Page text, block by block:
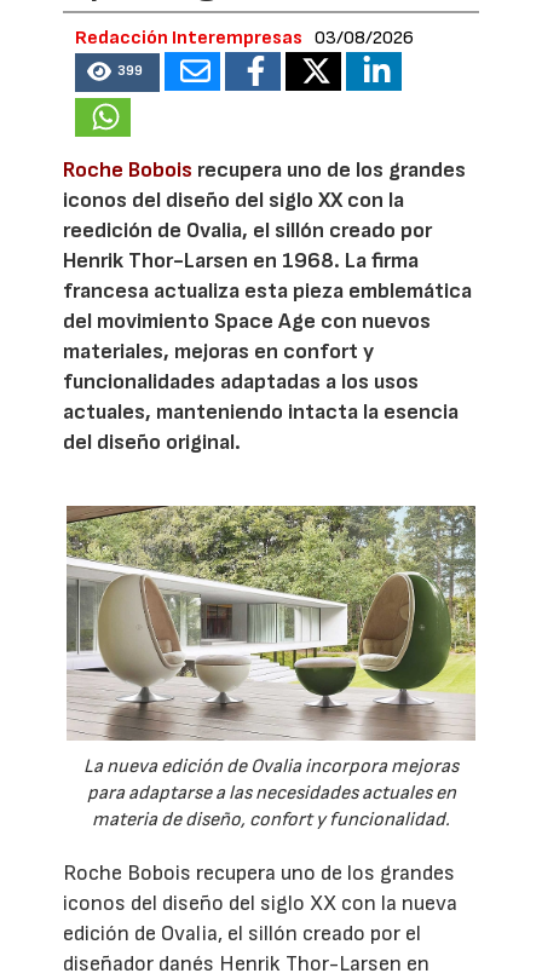
Redacción Interempresas 03/08/2026
399
Roche Bobois recupera uno de los grandes
iconos del diseño del siglo XX con la
reedición de Ovalia, el sillón creado por
Henrik Thor-Larsen en 1968. La firma
francesa actualiza esta pieza emblemática
del movimiento Space Age con nuevos
materiales, mejoras en confort y
funcionalidades adaptadas a los usos
actuales, manteniendo intacta la esencia
del diseño original.
La nueva edición de Ovalia incorpora mejoras
para adaptarse a las necesidades actuales en
materia de diseño, confort y funcionalidad.
Roche Bobois recupera uno de los grandes
iconos del diseño del siglo XX con la nueva
edición de Ovalia, el sillón creado por el
diseñador danés Henrik Thor-Larsen en